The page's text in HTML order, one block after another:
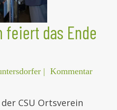
feiert das Ende
| Kommentar
CSU Ortsverein